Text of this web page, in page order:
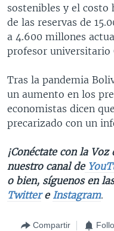
sostenibles y el costo
de las reservas de
a 4.600 millones
profesor universitario
Tras la pandemia
un aumento en los
economistas dicen
precarizado con un
¡Conéctate con la
nuestro canal de
o bien, síguenos en
Twittere Instagram.
Compartir